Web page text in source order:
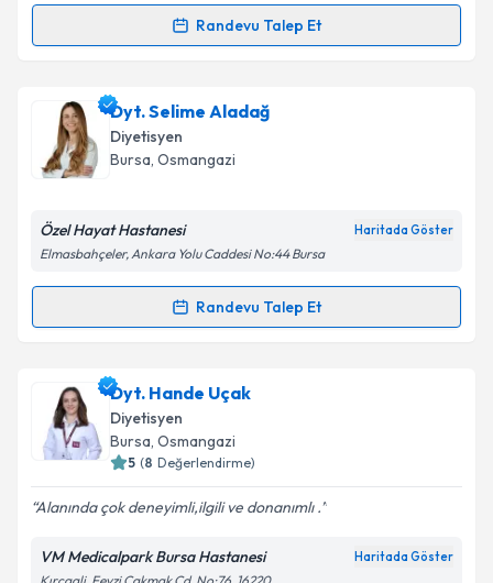
Randevu Talep Et
Randevu Takvimi Talebi
Dyt. Gülnihal Topaliçin randevu takvimi talebi
oluşturun. Size bu uzmandan randevu almanız için bir
takvim hazırlandığında e-posta ile bilgilendireceğiz.
Kişisel verilerimin işlenmesine ilişkin
Metni'ni okudum ve kişisel verilerimin belirtilen
Takvim Talebini Gönder
Dyt. Selime Aladağ
Diyetisyen
Bursa, Osmangazi
Özel Hayat Hastanesi Haritada Göster
Elmasbahçeler, Ankara Yolu Caddesi No:44 Bursa
Randevu Talep Et
Randevu Takvimi Talebi
Dyt. Selime Aladağiçin randevu takvimi talebi
oluşturun. Size bu uzmandan randevu almanız için bir
takvim hazırlandığında e-posta ile bilgilendireceğiz.
Dyt. Hande Uçak
Diyetisyen
Bursa, Osmangazi
5 (8 Değerlendirme)
Alanında çok deneyimli,ilgili ve donanımlı .
VM Medicalpark Bursa Hastanesi Haritada Göster